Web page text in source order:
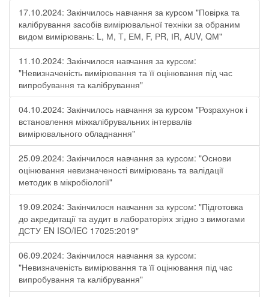
17.10.2024: Закінчилось навчання за курсом "Повірка та
калібрування засобів вимірювальної техніки за обраним
видом вимірювань: L, М, Т, ЕМ, F, РR, ІR, АUV, QМ"
11.10.2024: Закінчилося навчання за курсом:
"Невизначеність вимірювання та її оцінювання під час
випробування та калібрування"
04.10.2024: Закінчилось навчання за курсом "Розрахунок і
встановлення міжкалібрувальних інтервалів
вимірювального обладнання"
25.09.2024: Закінчилося навчання за курсом: "Основи
оцінювання невизначеності вимірювань та валідації
методик в мікробіології"
19.09.2024: Закінчилося навчання за курсом: "Підготовка
до акредитації та аудит в лабораторіях згідно з вимогами
ДСТУ EN ISO/IEC 17025:2019"
06.09.2024: Закінчилося навчання за курсом:
"Невизначеність вимірювання та її оцінювання під час
випробування та калібрування"